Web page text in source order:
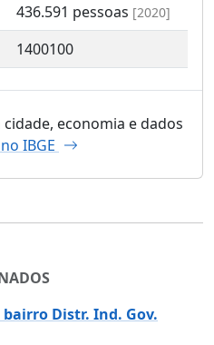
436.591 pessoas [2020]
1400100
economia e dados
IBGE
bairro Distr. Ind. Gov.